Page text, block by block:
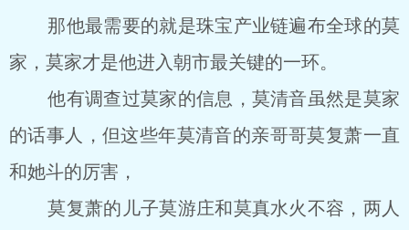
那他最需要的就是珠宝产业链遍布全球的莫
家，莫家才是他进入朝市最关键的一环。
他有调查过莫家的信息，莫清音虽然是莫家
的话事人，但这些年莫清音的亲哥哥莫复萧一直
和她斗的厉害，
莫复萧的儿子莫游庄和莫真水火不容，两人